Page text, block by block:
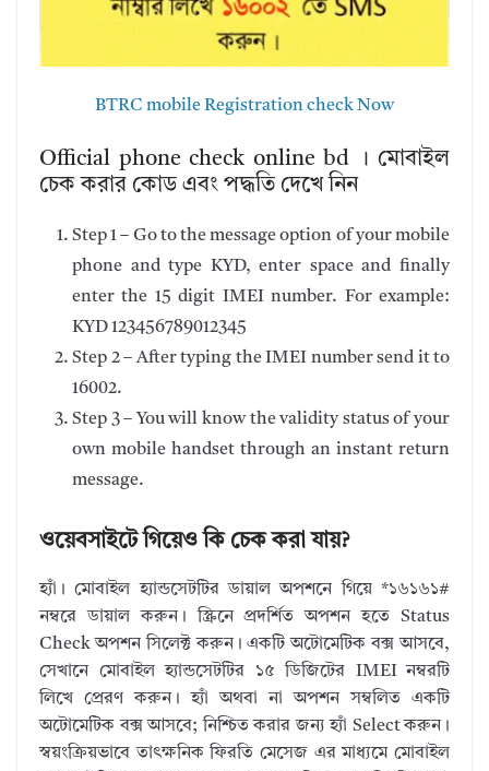
BTRC mobile Registration check Now
Official phone check online bd । মোবাইল
চেক করার কোড এবং পদ্ধতি দেখে নিন
Step 1 – Go to the message option of your mobile
phone and type KYD, enter space and finally
enter the 15 digit IMEI number. For example:
KYD 123456789012345
Step 2 – After typing the IMEI number send it to
16002.
Step 3 – You will know the validity status of your
own mobile handset through an instant return
message.
ওয়েবসাইটে গিয়েও কি চেক করা যায়?
হ্যাঁ। মোবাইল হ্যান্ডসেটটির ডায়াল অপশনে গিয়ে *১৬১৬১#
নম্বরে ডায়াল করুন। স্ক্রিনে প্রদর্শিত অপশন হতে Status
Check অপশন সিলেক্ট করুন। একটি অটোমেটিক বক্স আসবে,
সেখানে মোবাইল হ্যান্ডসেটটির ১৫ ডিজিটের IMEI নম্বরটি
লিখে প্রেরণ করুন। হ্যাঁ অথবা না অপশন সম্বলিত একটি
অটোমেটিক বক্স আসবে; নিশ্চিত করার জন্য হ্যাঁ Select করুন।
স্বয়ংক্রিয়ভাবে তাৎক্ষনিক ফিরতি মেসেজ এর মাধ্যমে মোবাইল